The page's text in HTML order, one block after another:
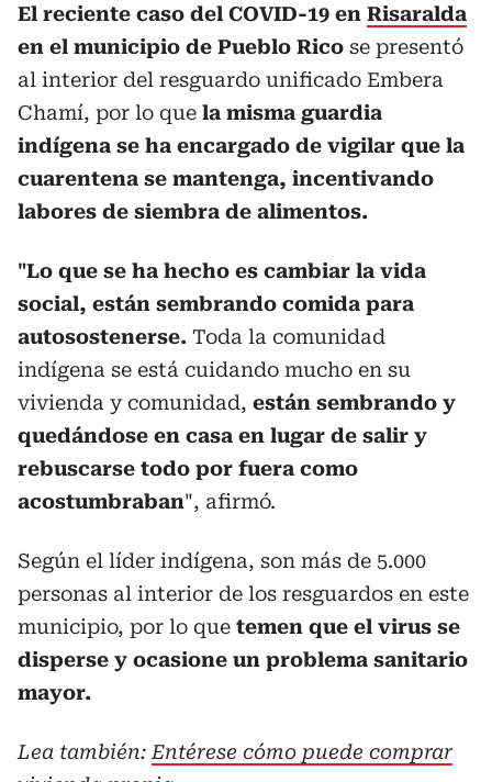
El reciente caso del COVID-19 en Risaralda
en el municipio de Pueblo Rico se presentó
al interior del resguardo unificado Embera
Chamí, por lo que la misma guardia
indígena se ha encargado de vigilar que la
cuarentena se mantenga, incentivando
labores de siembra de alimentos.
"Lo que se ha hecho es cambiar la vida
social, están sembrando comida para
autosostenerse. Toda la comunidad
indígena se está cuidando mucho en su
vivienda y comunidad, están sembrando y
quedándose en casa en lugar de salir y
rebuscarse todo por fuera como
acostumbraban", afirmó.
Según el líder indígena, son más de 5.000
personas al interior de los resguardos en este
municipio, por lo que temen que el virus se
disperse y ocasione un problema sanitario
mayor.
Lea también: Entérese cómo puede comprar